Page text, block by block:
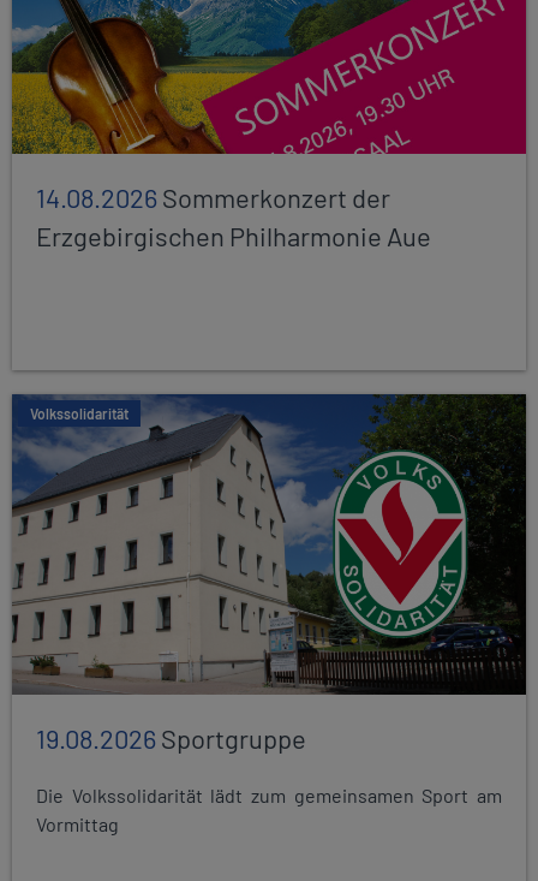
14.08.2026Sommerkonzert der
Erzgebirgischen Philharmonie Aue
Volkssolidarität
19.08.2026Sportgruppe
Die Volkssolidarität lädt zum gemeinsamen Sport am
Vormittag